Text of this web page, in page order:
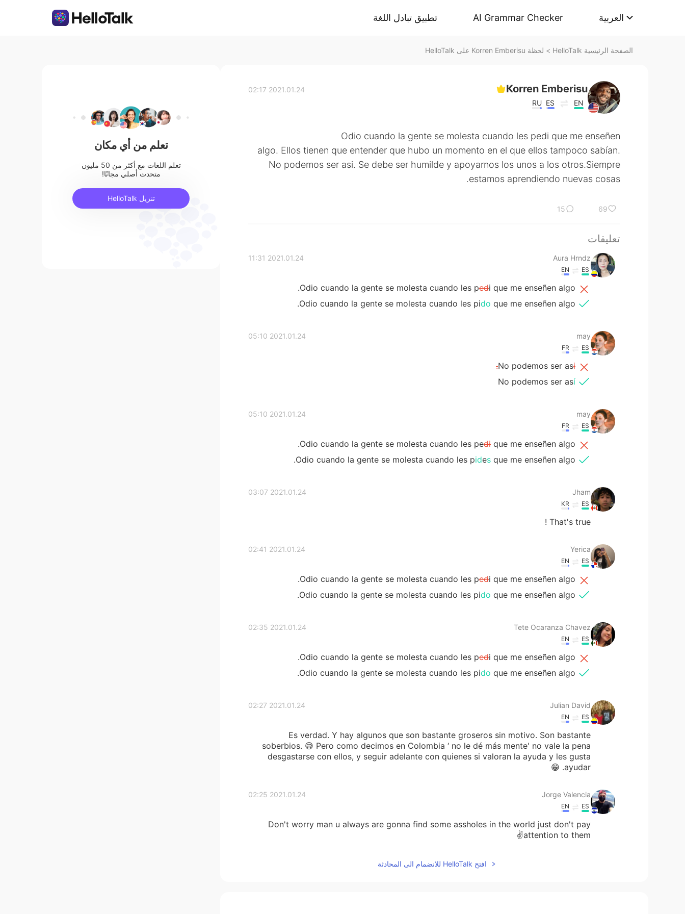
تطبيق تبادل اللغة AI Grammar Checker العربية
الصفحة الرئيسية HelloTalk > لحظة Коrren Emberisu على HelloTalk
Коrren Emberisu
EN
ES
RU
2021.01.24 02:17
Odio cuando la gente se molesta cuando les pedi que me enseñen
algo. Ellos tienen que entender que hubo un momento en el que ellos tampoco sabían.
No podemos ser asi. Se debe ser humilde y apoyarnos los unos a los otros.Siempre
estamos aprendiendo nuevas cosas.
69
15
تعليقات
Aura Hrndz
2021.01.24 11:31
ES
EN
Odio cuando la gente se molesta cuando les pedi que me enseñen algo.
Odio cuando la gente se molesta cuando les pido que me enseñen algo.
may
2021.01.24 05:10
ES
FR
No podemos ser asi.
No podemos ser así
may
2021.01.24 05:10
ES
FR
Odio cuando la gente se molesta cuando les pedi que me enseñen algo.
Odio cuando la gente se molesta cuando les pides que me enseñen algo.
Jham
2021.01.24 03:07
ES
KR
That's true !
Yerica
2021.01.24 02:41
ES
EN
Odio cuando la gente se molesta cuando les pedi que me enseñen algo.
Odio cuando la gente se molesta cuando les pido que me enseñen algo.
Tete Ocaranza Chavez
2021.01.24 02:35
ES
EN
Odio cuando la gente se molesta cuando les pedi que me enseñen algo.
Odio cuando la gente se molesta cuando les pido que me enseñen algo.
Julian David
2021.01.24 02:27
ES
EN
Es verdad. Y hay algunos que son bastante groseros sin motivo. Son bastante
soberbios. 😅 Pero como decimos en Colombia ‘ no le dé más mente' no vale la pena
desgastarse con ellos, y seguir adelante con quienes si valoran la ayuda y les gusta
ayudar. 😁
Jorge Valencia
2021.01.24 02:25
ES
EN
Don't worry man u always are gonna find some assholes in the world just don't pay
attention to them✌
افتح HelloTalk للانضمام الى المحادثة
تعلم من أي مكان
تعلم اللغات مع أكثر من 50 مليون
متحدث أصلي مجانًا!
تنزيل HelloTalk